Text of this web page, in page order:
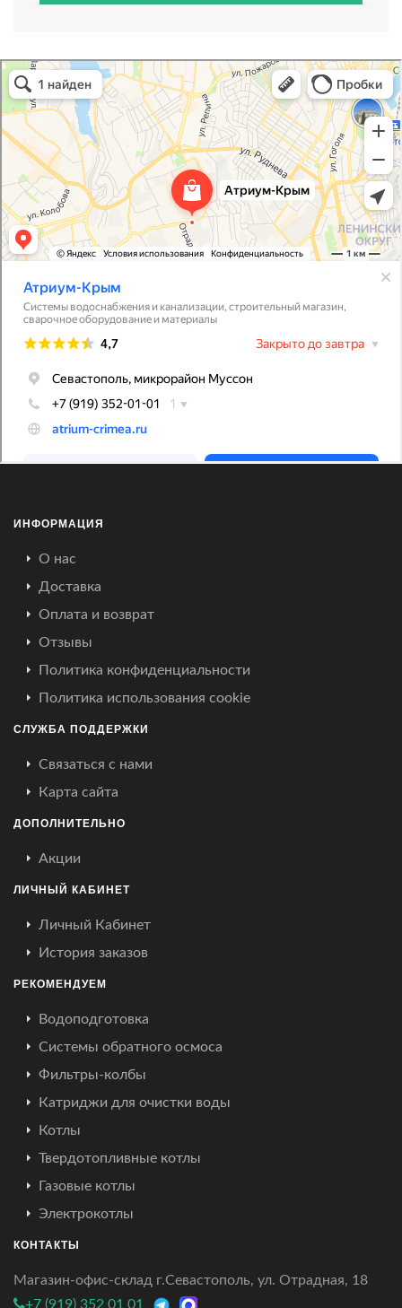
Атриум-Крым
Системы водоснабжения, отопления, канализации в Севастополе
Снабжение строительных объектов в Севастополе
ИНФОРМАЦИЯ
О нас
Доставка
Оплата и возврат
Отзывы
Политика конфиденциальности
Политика использования cookie
СЛУЖБА ПОДДЕРЖКИ
Связаться с нами
Карта сайта
ДОПОЛНИТЕЛЬНО
Акции
ЛИЧНЫЙ КАБИНЕТ
Личный Кабинет
История заказов
РЕКОМЕНДУЕМ
Водоподготовка
Системы обратного осмоса
Фильтры-колбы
Катриджи для очистки воды
Котлы
Твердотопливные котлы
Газовые котлы
Электрокотлы
КОНТАКТЫ
Магазин-офис-склад г.Севастополь, ул. Отрадная, 18
+7 (919) 352 01 01